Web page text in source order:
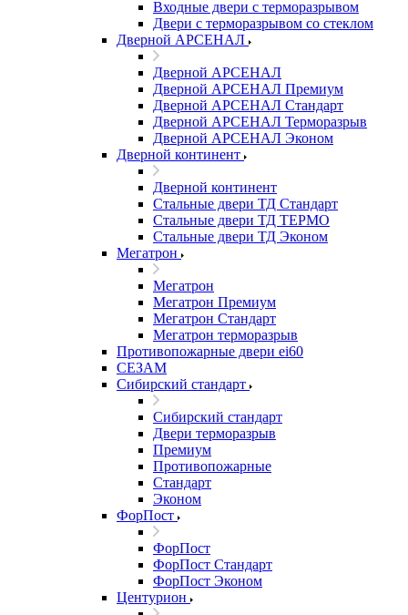
Входные двери с терморазрывом
Двери с терморазрывом со стеклом
Дверной АРСЕНАЛ
Дверной АРСЕНАЛ
Дверной АРСЕНАЛ Премиум
Дверной АРСЕНАЛ Стандарт
Дверной АРСЕНАЛ Терморазрыв
Дверной АРСЕНАЛ Эконом
Дверной континент
Дверной континент
Стальные двери ТД Стандарт
Стальные двери ТД ТЕРМО
Стальные двери ТД Эконом
Мегатрон
Мегатрон
Мегатрон Премиум
Мегатрон Стандарт
Мегатрон терморазрыв
Противопожарные двери ei60
СЕЗАМ
Сибирский стандарт
Сибирский стандарт
Двери терморазрыв
Премиум
Противопожарные
Стандарт
Эконом
ФорПост
ФорПост
ФорПост Стандарт
ФорПост Эконом
Центурион